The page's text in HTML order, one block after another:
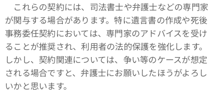
これらの契約には、司法書士や弁護士などの専門家
が関与する場合があります。特に遺言書の作成や死後
事務委任契約においては、専門家のアドバイスを受け
ることが推奨され、利用者の法的保護を強化します。
しかし、契約関連については、争い等のケースが想定
される場合ですと、弁護士にお願いしたほうがよろし
いかと思います。